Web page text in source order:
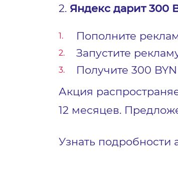
2. Яндекс дарит 300
Пополните
Запустите
Получите 300
Акция
12 месяцев.
Узнать подробности